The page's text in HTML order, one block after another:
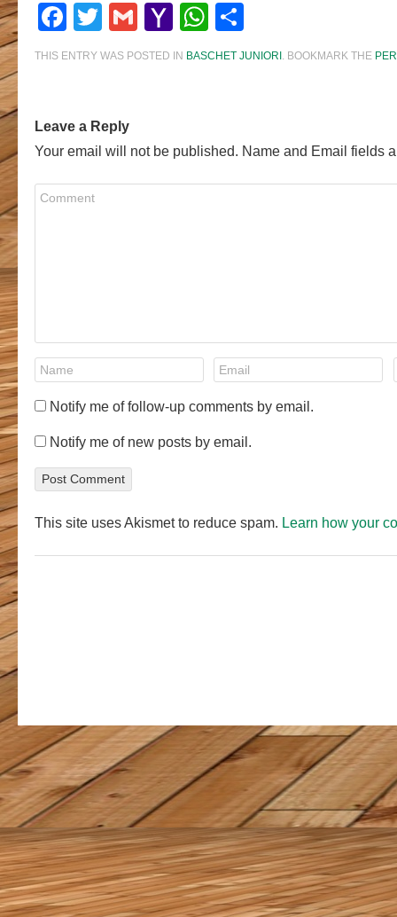
Facebook
Twitter
GmailYahoo
Mail
WhatsApp
THIS ENTRY WAS POSTED IN BASCHET JUNIORI . BOOKMARK THE
Leave a Reply
Your email will not be published. Name and Email fields
Notify me of follow-up comments by email.
Notify me of new posts by email.
This site uses Akismet to reduce spam. Learn how your